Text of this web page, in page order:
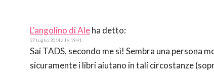
L'angolino di Aleha detto:
27 Luglio 2014 alle 19:41
Sai TADS, secondo me sì! Sembra una persona
sicuramente i libri aiutano in tali circostanze